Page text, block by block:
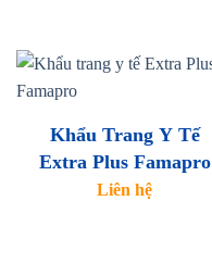
Khẩu Trang Y Tế
Extra Plus Famapro
Liên hệ